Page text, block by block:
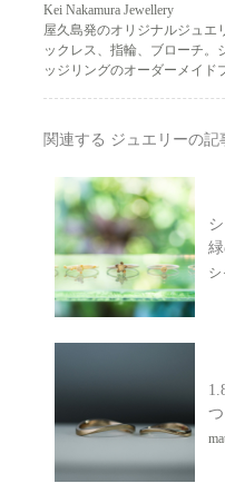
Kei Nakamura Jewellery
屋久島発のオリジナルジュエ
ックレス、指輪、ブローチ
ッジリングのオーダーメイド
関連する ジュエリーの記